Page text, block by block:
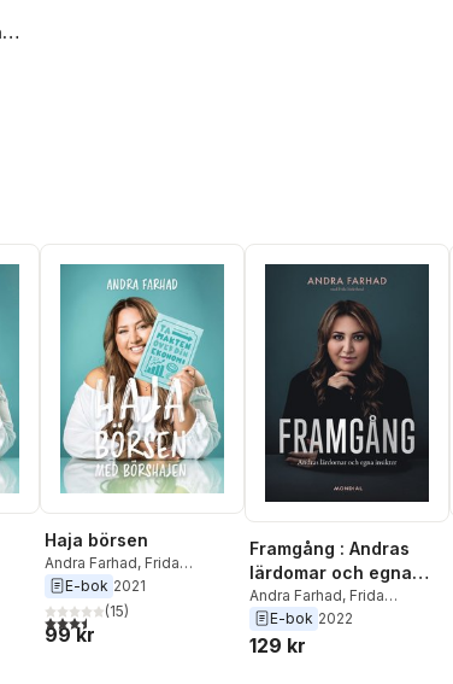
antal röster:
Haja börsen
Andra Farhad, Frida
Söderlund
E-bok 2021
3,5utav 5 stjärnor. Totalt antal röster:
(15)
99 kr
Framgång : Andras
lärdomar och egna
insikter
Andra Farhad, Frida
Söderlund
E-bok 2022
129 kr